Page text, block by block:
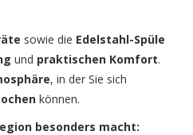
sowie die Edelstahl-Spüle
und praktischen Komfort.
, in der Sie sich
können.
besonders macht: